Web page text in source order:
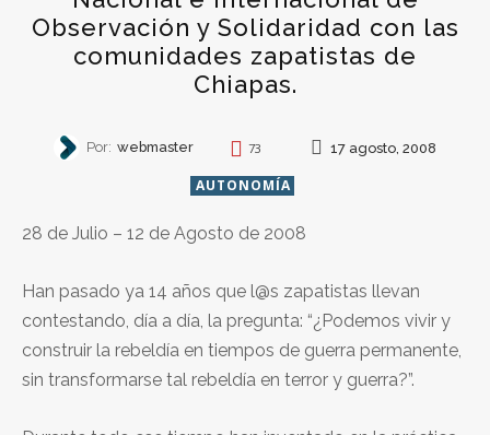
Observación y Solidaridad con las
comunidades zapatistas de
Chiapas.
Por: webmaster 73 17 agosto, 2008
AUTONOMÍA
28 de Julio – 12 de Agosto de 2008
Han pasado ya 14 años que l@s zapatistas llevan
contestando, día a día, la pregunta: “¿Podemos vivir y
construir la rebeldía en tiempos de guerra permanente,
sin transformarse tal rebeldía en terror y guerra?”.